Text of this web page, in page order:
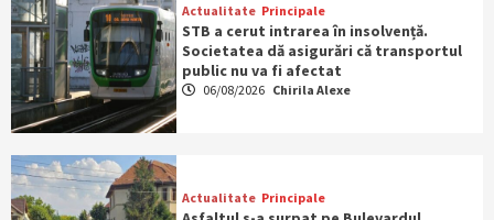
Actualitate Principale
STB a cerut intrarea în insolvență.
Societatea dă asigurări că transportul
public nu va fi afectat
06/08/2026 Chirila Alexe
Actualitate Principale